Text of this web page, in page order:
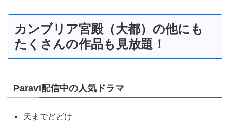
カンブリア宮殿（大都）の他にも
たくさんの作品も見放題！
Paravi配信中の人気ドラマ
天までどどけ